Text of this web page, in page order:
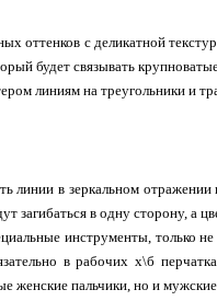
оттенков с деликатной
будет связывать
линиям на треугольники и
линии в зеркальном
загибаться в одну сторону, а
инструменты, только
в рабочих х\б
женские пальчики, но и